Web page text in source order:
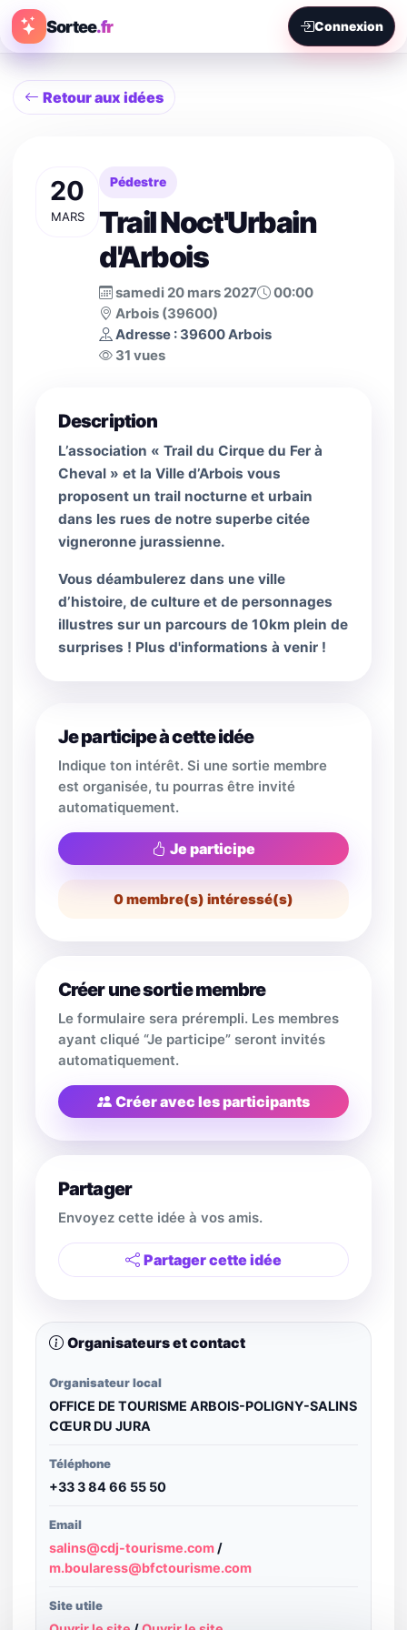
Sortee.fr Connexion
Retour aux idées
20
MARS
Pédestre
Trail Noct'Urbain
d'Arbois
samedi 20 mars 2027
00:00
Arbois (39600)
Adresse : 39600 Arbois
31 vues
Description
L’association « Trail du Cirque du Fer à
Cheval » et la Ville d’Arbois vous
proposent un trail nocturne et urbain
dans les rues de notre superbe citée
vigneronne jurassienne.
Vous déambulerez dans une ville
d’histoire, de culture et de personnages
illustres sur un parcours de 10km plein de
surprises ! Plus d'informations à venir !
Je participe à cette idée
Indique ton intérêt. Si une sortie membre
est organisée, tu pourras être invité
automatiquement.
Je participe
0membre(s) intéressé(s)
Créer une sortie membre
Le formulaire sera prérempli. Les membres
ayant cliqué “Je participe” seront invités
automatiquement.
Créer avec les participants
Partager
Envoyez cette idée à vos amis.
Partager cette idée
Organisateurs et contact
Organisateur local
OFFICE DE TOURISME ARBOIS-POLIGNY-SALINS
CŒUR DU JURA
Téléphone
+33 3 84 66 55 50
Email
salins@cdj-tourisme.com /
m.boularess@bfctourisme.com
Site utile